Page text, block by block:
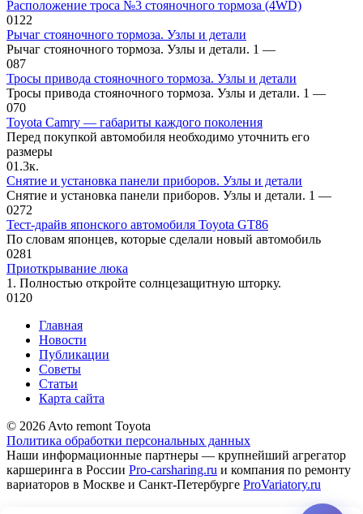
Расположение троса №3 стояночного тормоза (4WD)
0122
Рычаг стояночного тормоза. Узлы и детали
Рычаг стояночного тормоза. Узлы и детали. 1 —
087
Тросы привода стояночного тормоза. Узлы и детали
Тросы привода стояночного тормоза. Узлы и детали. 1 —
070
Toyota Camry — габариты каждого поколения
Перед покупкой автомобиля необходимо уточнить его
размеры
01.3к.
Снятие и установка панели приборов. Узлы и детали
Снятие и установка панели приборов. Узлы и детали. 1 —
0272
Тест-драйв японского автомобиля Toyota GT86
По словам японцев, которые сделали новый автомобиль
0281
Приоткрывание люка
1. Полностью откройте солнцезащит­ную шторку.
0120
Главная
Новости
Публикации
Советы
Статьи
Карта сайта
© 2026 Avto remont Toyota
Политика обработки персональных данных
Наши информационные партнеры — крупнейший агрегатор
каршеринга в России Pro-carsharing.ru и компания по ремонту
вариаторов в Москве и Санкт-Петербурге ProVariatory.ru